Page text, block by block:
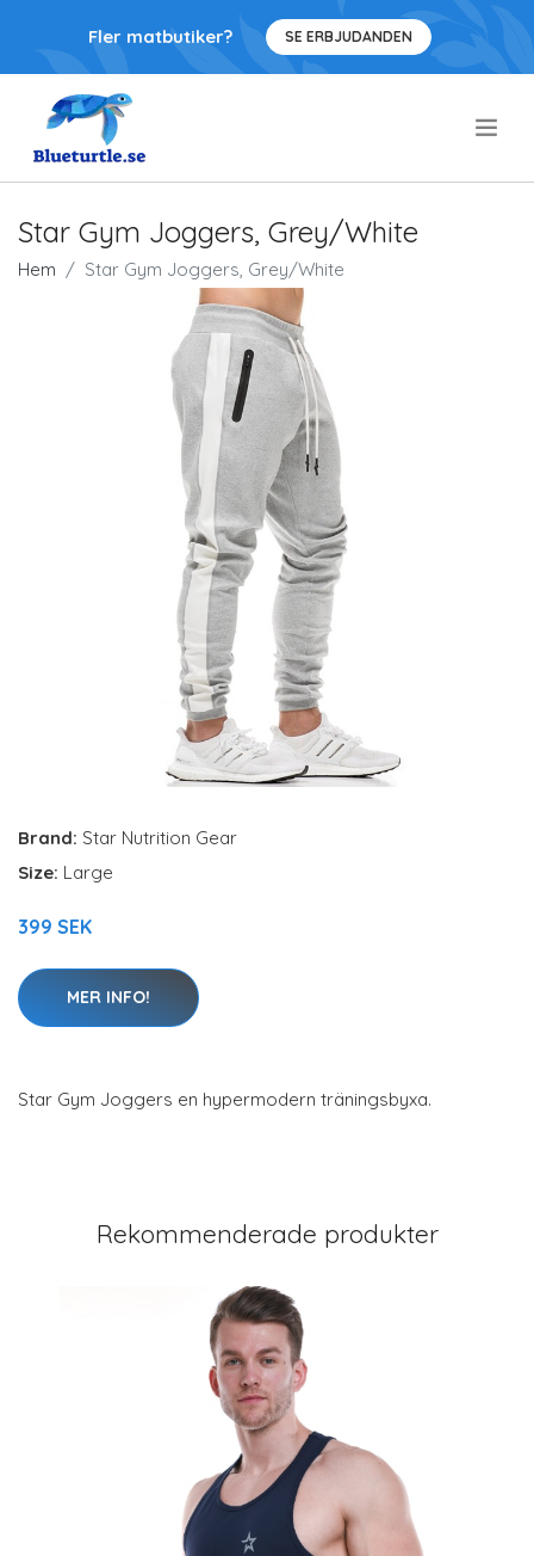
Fler matbutiker? SE ERBJUDANDEN
Star Gym Joggers, Grey/White
Hem Star Gym Joggers, Grey/White
Brand: Star Nutrition Gear
Size: Large
399 SEK
MER INFO!
Star Gym Joggers en hypermodern träningsbyxa.
Rekommenderade produkter